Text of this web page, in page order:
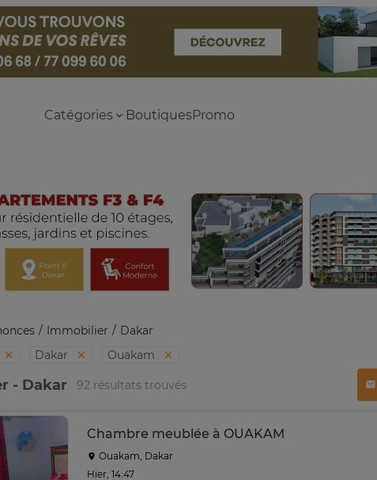
Catégories BoutiquesPromo
Immobilier
Dakar
Dakar Ouakam
- Dakar 92 résultats trouvés
Chambre meublée à OUAKAM
Ouakam, Dakar
Hier, 14:47